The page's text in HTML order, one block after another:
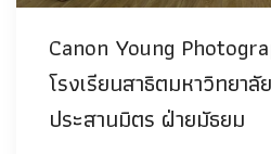
Canon Young
โรงเรียนสาธิตมหาวิทยา
ประสานมิตร ฝ่ายมัธยม